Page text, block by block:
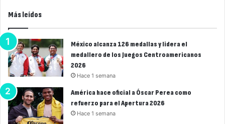
Más leídos
México alcanza 126 medallas y lidera el
medallero de los Juegos Centroamericanos
2026
Hace 1 semana
América hace oficial a Óscar Perea como
refuerzo para el Apertura 2026
Hace 1 semana